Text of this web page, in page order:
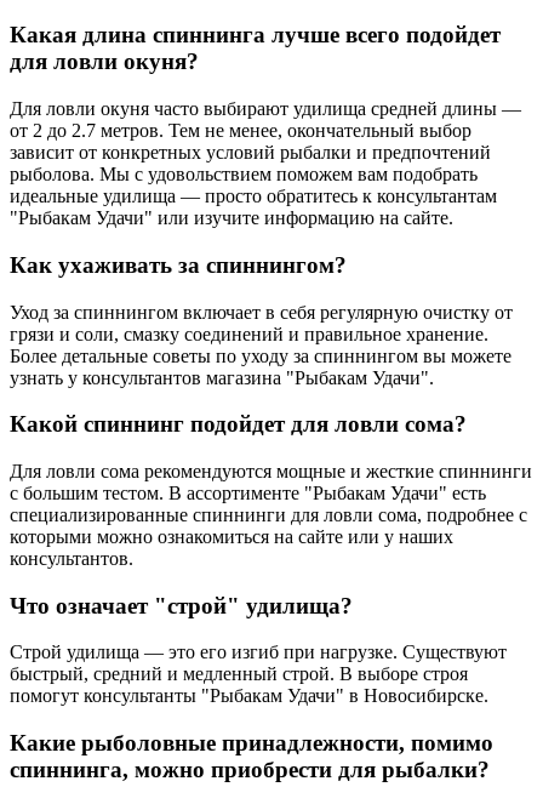
Какая длина спиннинга лучше всего подойдет
для ловли окуня?
Для ловли окуня часто выбирают удилища средней длины —
от 2 до 2.7 метров. Тем не менее, окончательный выбор
зависит от конкретных условий рыбалки и предпочтений
рыболова. Мы с удовольствием поможем вам подобрать
идеальные удилища — просто обратитесь к консультантам
"Рыбакам Удачи" или изучите информацию на сайте.
Как ухаживать за спиннингом?
Уход за спиннингом включает в себя регулярную очистку от
грязи и соли, смазку соединений и правильное хранение.
Более детальные советы по уходу за спиннингом вы можете
узнать у консультантов магазина "Рыбакам Удачи".
Какой спиннинг подойдет для ловли сома?
Для ловли сома рекомендуются мощные и жесткие спиннинги
с большим тестом. В ассортименте "Рыбакам Удачи" есть
специализированные спиннинги для ловли сома, подробнее с
которыми можно ознакомиться на сайте или у наших
консультантов.
Что означает "строй" удилища?
Строй удилища — это его изгиб при нагрузке. Существуют
быстрый, средний и медленный строй. В выборе строя
помогут консультанты "Рыбакам Удачи" в Новосибирске.
Какие рыболовные принадлежности, помимо
спиннинга, можно приобрести для рыбалки?